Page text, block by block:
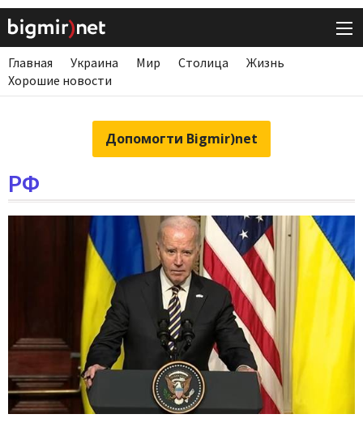
Главная Украина Мир Столица
Жизнь
Хорошие новости
Допомогти Bigmir)net
РФ